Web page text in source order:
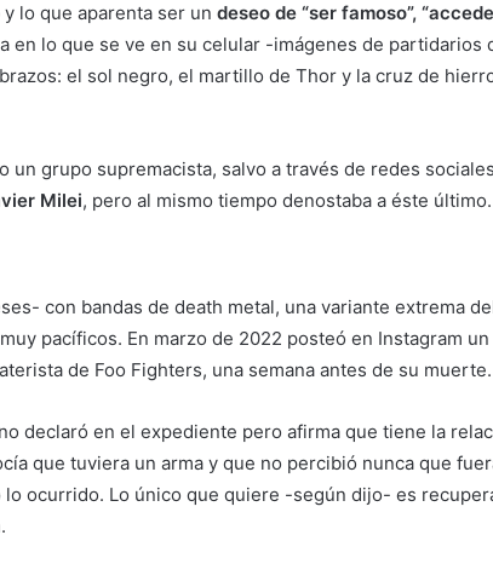
y lo que aparenta ser un deseo de “ser famoso”,
en lo que se ve en su celular -imágenes de partidarios
el sol negro, el martillo de Thor y la cruz de
grupo supremacista, salvo a través de redes
Milei, pero al mismo tiempo denostaba a éste último.
con bandas de death metal, una variante extrema
pacíficos. En marzo de 2022 posteó en Instagram
de Foo Fighters, una semana antes de su muerte.
declaró en el expediente pero afirma que tiene la
que tuviera un arma y que no percibió nunca que
ocurrido. Lo único que quiere -según dijo- es